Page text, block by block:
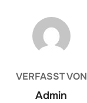
BEITRAGSAUTOR
VERFASST VON
Admin